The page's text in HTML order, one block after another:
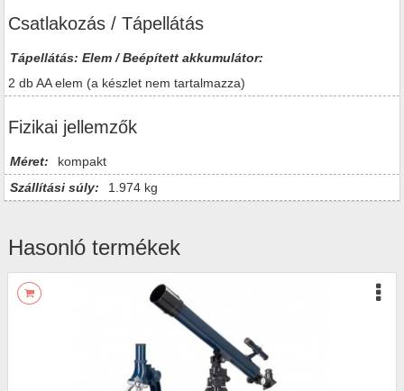
Csatlakozás / Tápellátás
Tápellátás: Elem / Beépített akkumulátor:
2 db AA elem (a készlet nem tartalmazza)
Fizikai jellemzők
Méret:
kompakt
Szállítási súly:
1.974 kg
Hasonló termékek